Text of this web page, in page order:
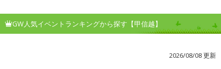
GW人気イベントランキングから探す【甲信越】
2026/08/08 更新